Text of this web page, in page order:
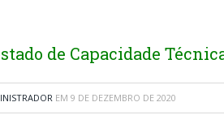
de Capacidade
EM 9 DE DEZEMBRO DE 2020